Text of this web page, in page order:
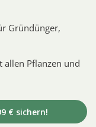
Gründünger,
allen Pflanzen und
€ sichern!